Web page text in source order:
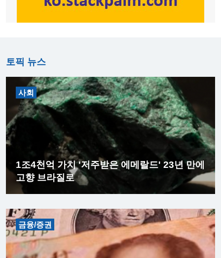
토픽 뉴스
사회
1조4천억 가치 '저주받은 에메랄드' 23년 만에
고향 브라질로
금융/증권